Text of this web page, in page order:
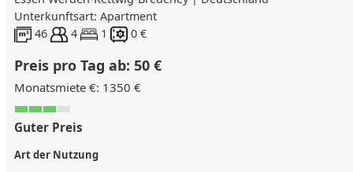
Unterkunftsart: Apartment
46
4 1 0 €
Preis pro Tag ab: 50 €
Monatsmiete €: 1350 €
Guter Preis
Art der Nutzung